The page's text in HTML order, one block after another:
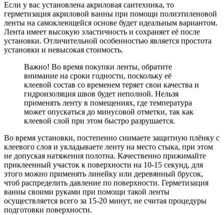
Если у вас установлена акриловая сантехника, то
герметизация акриловой ванны при помощи полиэтиленовой
ленты на самоклеющейся основе будет идеальным вариантом.
Лента имеет высокую эластичность и сохраняет её после
установки. Отличительной особенностью является простота
установки и невысокая стоимость.
Важно! Во время покупки ленты, обратите
внимание на сроки годности, поскольку её
клеевой состав со временем теряет свои качества и
гидроизоляция швов будет неполной. Нельзя
применять ленту в помещениях, где температура
может опускаться до минусовой отметки, так как
клеевой слой при этом быстро разрушается.
Во время установки, постепенно снимаете защитную плёнку с
клеевого слоя и укладываете ленту на место стыка, при этом
не допуская натяжения полотна. Качественно прижимайте
приклеенный участок к поверхности на 10-15 секунд, для
этого можно применять линейку или деревянный брусок,
чтоб распределить давление по поверхности. Герметизация
ванны своими руками при помощи такой ленты
осуществляется всего за 15-20 минут, не считая процедуры
подготовки поверхности.